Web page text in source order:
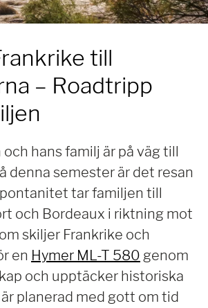
till
– Roadtripp
och hans familj är på väg till
denna semester är det resan
tar familjen till
och Bordeaux i riktning mot
skiljer Frankrike och
en Hymer ML-T 580 genom
och upptäcker historiska
planerad med gott om tid